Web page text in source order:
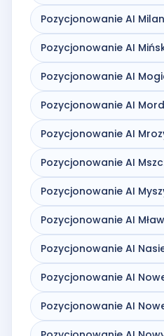
Pozycjonowanie AI
Pozycjonowanie AI
Pozycjonowanie AI
Pozycjonowanie AI
Pozycjonowanie AI
Pozycjonowanie AI
Pozycjonowanie AI
Pozycjonowanie AI
Pozycjonowanie AI
Pozycjonowanie AI
Pozycjonowanie AI